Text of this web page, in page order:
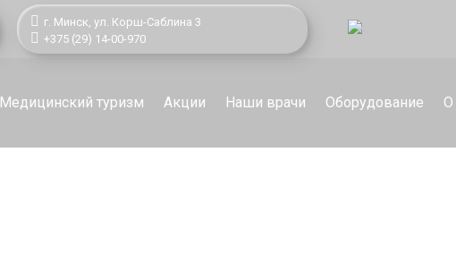
г. Минск, ул. Корш-Саблина 3
+375 (29) 14-00-970
Медицинский туризм Акции Наши врачи Оборудование О